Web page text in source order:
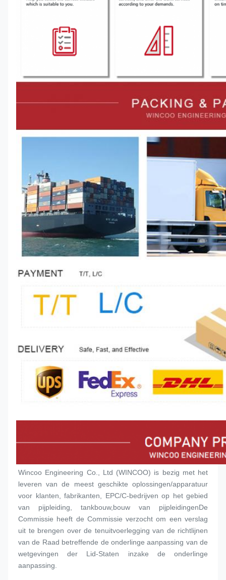
Wincoo Engineering Co., Ltd (WINCOO) is bezig met het
leveren van de meest geschikte oplossingen/apparatuur
voor klanten, fabrikanten, EPC/C-bedrijven op het gebied
van pijpleiding, tankbouw,bouw van pijpleidingenDe
Commissie heeft de Commissie verzocht om een verslag
uit te brengen over de tenuitvoerlegging van de richtlijnen
van de Raad betreffende de onderlinge aanpassing van de
wetgevingen der Lid-Staten inzake de onderlinge
aanpassing.